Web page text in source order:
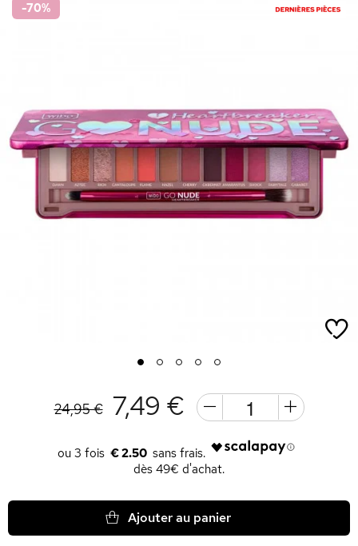
-70%
1 2 3 4 5
24,95 € 7,49 €
€ 2.50
dès 49€ d'achat.
Ajouter au panier